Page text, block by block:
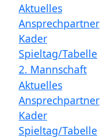
Aktuelles
Ansprechpartner
Kader
Spieltag/Tabelle
2. Mannschaft
Aktuelles
Ansprechpartner
Kader
Spieltag/Tabelle